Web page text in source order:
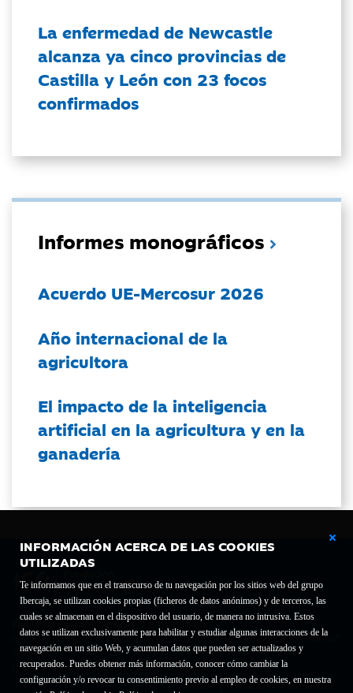
INFORMACIÓN ACERCA DE LAS COOKIES
UTILIZADAS
Te informamos que en el transcurso de tu navegación por los sitios web del grupo
Ibercaja, se utilizan cookies propias (ficheros de datos anónimos) y de terceros, las
cuales se almacenan en el dispositivo del usuario, de manera no intrusiva. Estos
datos se utilizan exclusivamente para habilitar y estudiar algunas interacciones de la
navegación en un sitio Web, y acumulan datos que pueden ser actualizados y
recuperados. Puedes obtener más información, conocer cómo cambiar la
configuración y/o revocar tu consentimiento previo al empleo de cookies, en nuestra
La enfermedad de Newcastle
alcanza ya cinco provincias de
Castilla y León con 23 focos
confirmados
Informes monográficos
Acuerdo UE-Mercosur 2026
Año internacional de la
agricultora
El impacto de la inteligencia
artificial en la agricultura y en la
ganadería
Fundación Bancaria Ibercaja C.I.F. G-50000652.
Inscrita en el Registro de Fundaciones del Mº de Educación, Cultura y Deporte con el nº
1689.
Domicilio social: Joaquín Costa, 13. 50001 Zaragoza.
Contacto
Declaración de accesibilidad